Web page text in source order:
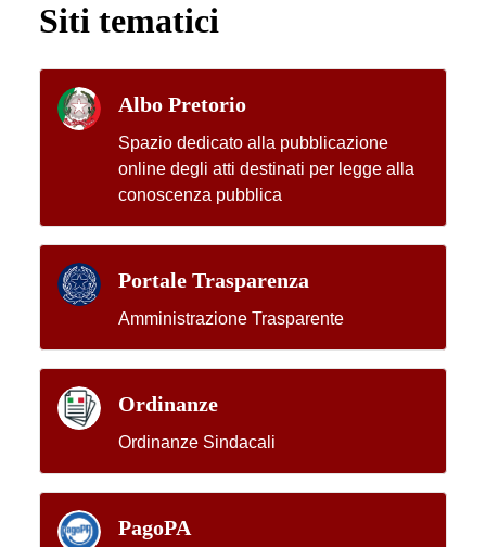
Siti tematici
Albo Pretorio
Spazio dedicato alla pubblicazione
online degli atti destinati per legge alla
conoscenza pubblica
Portale Trasparenza
Amministrazione Trasparente
Ordinanze
Ordinanze Sindacali
PagoPA